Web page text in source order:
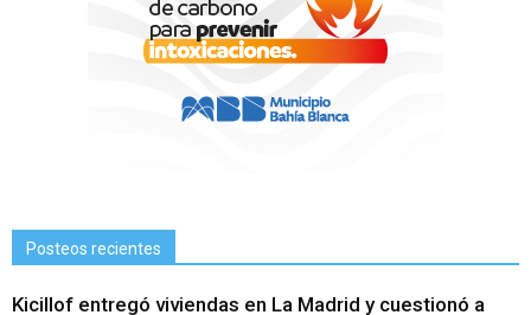
Posteos recientes
Kicillof entregó viviendas en La Madrid y cuestionó a